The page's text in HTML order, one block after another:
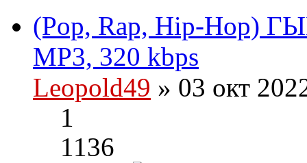
(Pop, Rap, Hip-Hop)
MP3, 320 kbps
Leopold49 » 03 окт
1
1136